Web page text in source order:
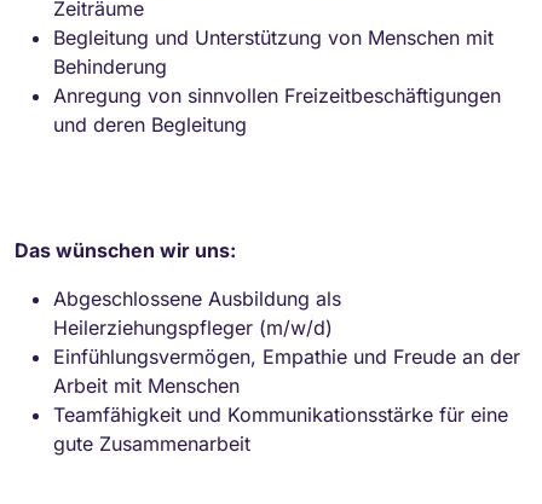
Zeiträume
Begleitung und Unterstützung von Menschen mit
Behinderung
Anregung von sinnvollen Freizeitbeschäftigungen
und deren Begleitung
Das wünschen wir uns:
Abgeschlossene Ausbildung als
Heilerziehungspfleger (m/w/d)
Einfühlungsvermögen, Empathie und Freude an der
Arbeit mit Menschen
Teamfähigkeit und Kommunikationsstärke für eine
gute Zusammenarbeit